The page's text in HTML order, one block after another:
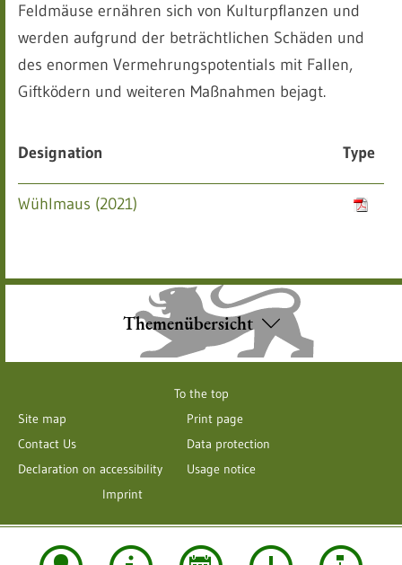
Feldmäuse ernähren sich von Kulturpflanzen und
werden aufgrund der beträchtlichen Schäden und
des enormen Vermehrungspotentials mit Fallen,
Giftködern und weiteren Maßnahmen bejagt.
Designation Type
Wühlmaus (2021)
Themenübersicht
To the top
Site map
Print page
Contact Us
Data protection
Declaration on accessibility
Usage notice
Imprint